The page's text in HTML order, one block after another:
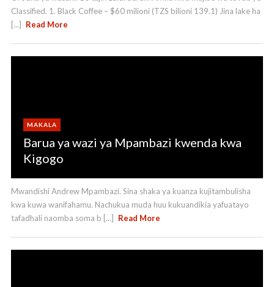
Classified. 1. Black Coffee – $60 milioni (TZS bilioni 139.1) Jina lake ha
[...]
Read More
MAKALA
Barua ya wazi ya Mpambazi kwenda kwa
Kigogo
Mwandishi Andrew Mpambazi. Sina shaka ya kuanza kujitambulisha
kwa kuwa wanifahamu. Nachukua muda huu kukuandikia yafuatayo
tafadhali naomba soma b [...]
Read More